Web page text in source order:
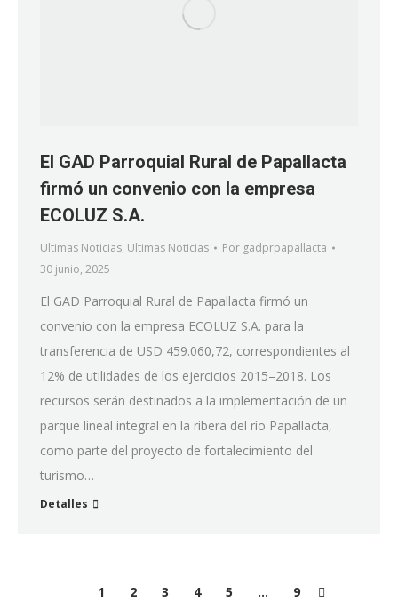
El GAD Parroquial Rural de Papallacta
firmó un convenio con la empresa
ECOLUZ S.A.
Ultimas Noticias, Ultimas Noticias Por gadprpapallacta
30 junio, 2025
El GAD Parroquial Rural de Papallacta firmó un
convenio con la empresa ECOLUZ S.A. para la
transferencia de USD 459.060,72, correspondientes al
12% de utilidades de los ejercicios 2015–2018. Los
recursos serán destinados a la implementación de un
parque lineal integral en la ribera del río Papallacta,
como parte del proyecto de fortalecimiento del
turismo…
Detalles
1 2 3 4 5 … 9